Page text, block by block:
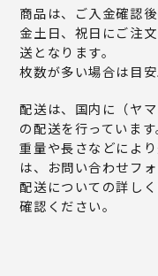
商品は、ご入金確認
金土日、祝日にご注
送となります。
枚数が多い場合は目
配送は、国内に（ヤ
の配送を行っています
重量や長さなどによ
は、お問い合わせフ
配送についての詳し
確認ください。